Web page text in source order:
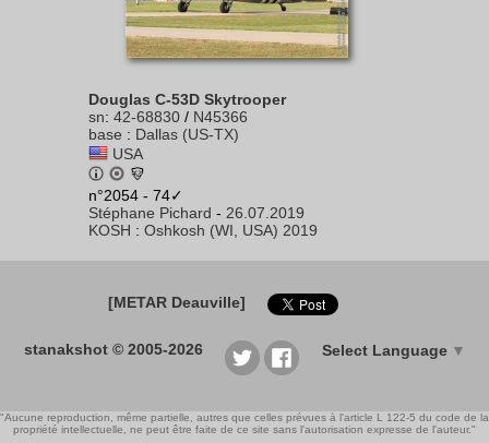
Douglas C-53D Skytrooper
sn: 42-68830 / N45366
base : Dallas (US-TX)
USA
n°2054 - 74✓
Stéphane Pichard - 26.07.2019
KOSH : Oshkosh (WI, USA) 2019
[METAR Deauville]
stanakshot © 2005-2026 Select Language ▼
"Aucune reproduction, même partielle, autres que celles prévues à l'article L 122-5 du code de la
propriété intellectuelle, ne peut être faite de ce site sans l'autorisation expresse de l'auteur."